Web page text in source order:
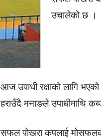
उचालेको छ ।
आज उपाधी रक्षाको लागि
हराउँदै मनाङले उपाधीमाथि
सफल पोखरा कपलाई